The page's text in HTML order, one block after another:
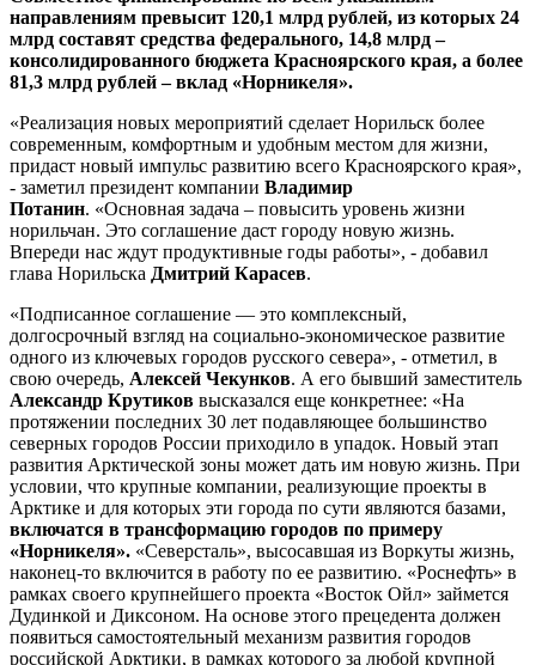
направлениям превысит 120,1 млрд рублей, из которых 24
млрд составят средства федерального, 14,8 млрд –
консолидированного бюджета Красноярского края, а более
81,3 млрд рублей – вклад «Норникеля».
«Реализация новых мероприятий сделает Норильск более
современным, комфортным и удобным местом для жизни,
придаст новый импульс развитию всего Красноярского края»,
- заметил президент компании Владимир
Потанин. «Основная задача – повысить уровень жизни
норильчан. Это соглашение даст городу новую жизнь.
Впереди нас ждут продуктивные годы работы», - добавил
глава Норильска Дмитрий Карасев.
«Подписанное соглашение — это комплексный,
долгосрочный взгляд на социально-экономическое развитие
одного из ключевых городов русского севера», - отметил, в
свою очередь, Алексей Чекунков. А его бывший заместитель
Александр Крутиков высказался еще конкретнее: «На
протяжении последних 30 лет подавляющее большинство
северных городов России приходило в упадок. Новый этап
развития Арктической зоны может дать им новую жизнь. При
условии, что крупные компании, реализующие проекты в
Арктике и для которых эти города по сути являются базами,
включатся в трансформацию городов по примеру
«Норникеля». «Северсталь», высосавшая из Воркуты жизнь,
наконец-то включится в работу по ее развитию. «Роснефть» в
рамках своего крупнейшего проекта «Восток Ойл» займется
Дудинкой и Диксоном. На основе этого прецедента должен
появиться самостоятельный механизм развития городов
российской Арктики, в рамках которого за любой крупной